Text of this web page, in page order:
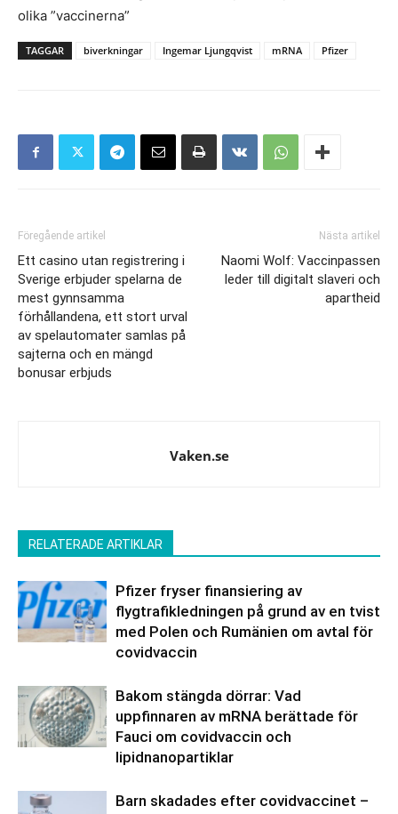
olika ”vaccinerna”
TAGGAR biverkningar Ingemar Ljungqvist mRNA Pfizer
Föregående artikel
Ett casino utan registrering i
Sverige erbjuder spelarna de
mest gynnsamma
förhållandena, ett stort urval
av spelautomater samlas på
sajterna och en mängd
bonusar erbjuds
Nästa artikel
Naomi Wolf: Vaccinpassen
leder till digitalt slaveri och
apartheid
Vaken.se
RELATERADE ARTIKLAR
Pfizer fryser finansiering av
flygtrafikledningen på grund av en tvist
med Polen och Rumänien om avtal för
covidvaccin
Bakom stängda dörrar: Vad
uppfinnaren av mRNA berättade för
Fauci om covidvaccin och
lipidnanopartiklar
Barn skadades efter covidvaccinet –